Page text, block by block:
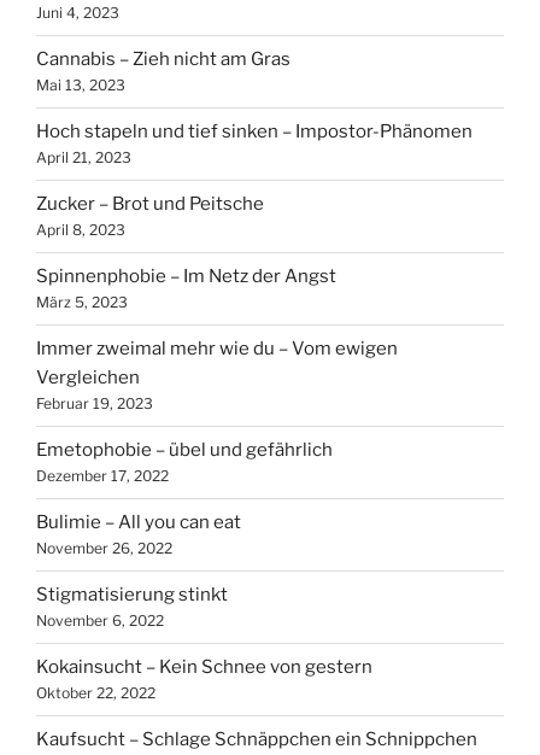
Juni 4, 2023
Cannabis – Zieh nicht am Gras
Mai 13, 2023
Hoch stapeln und tief sinken – Impostor-Phänomen
April 21, 2023
Zucker – Brot und Peitsche
April 8, 2023
Spinnenphobie – Im Netz der Angst
März 5, 2023
Immer zweimal mehr wie du – Vom ewigen
Vergleichen
Februar 19, 2023
Emetophobie – übel und gefährlich
Dezember 17, 2022
Bulimie – All you can eat
November 26, 2022
Stigmatisierung stinkt
November 6, 2022
Kokainsucht – Kein Schnee von gestern
Oktober 22, 2022
Kaufsucht – Schlage Schnäppchen ein Schnippchen